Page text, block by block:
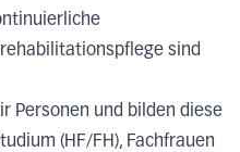
sind
Personen und bilden diese
(HF/FH), Fachfrauen